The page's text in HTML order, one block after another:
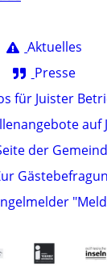
Aktuelles
Presse
für Juister
auf
der